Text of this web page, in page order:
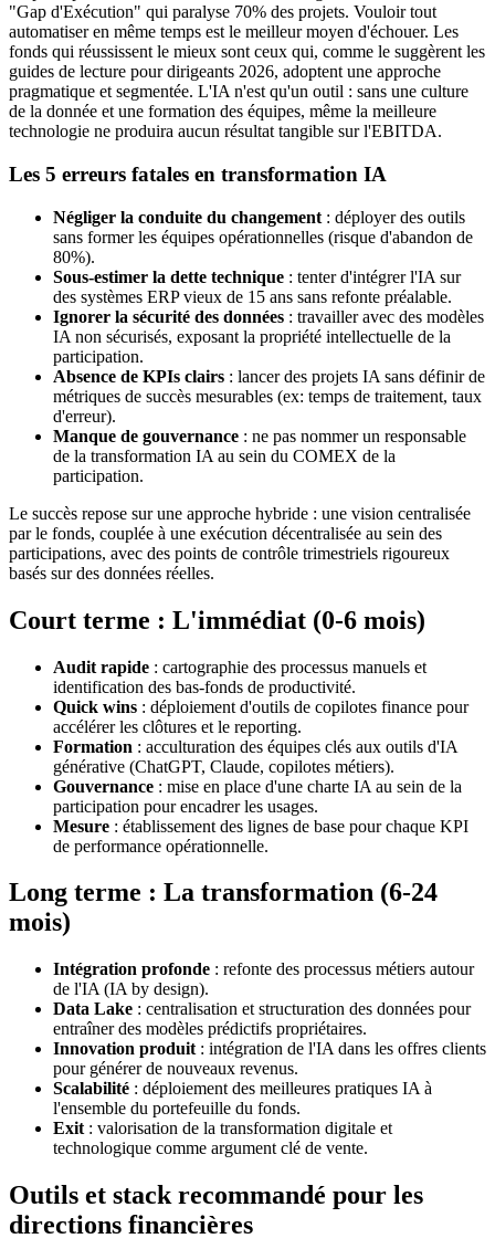
"Gap d'Exécution" qui paralyse 70% des projets. Vouloir tout
automatiser en même temps est le meilleur moyen d'échouer. Les
fonds qui réussissent le mieux sont ceux qui, comme le suggèrent les
guides de lecture pour dirigeants 2026, adoptent une approche
pragmatique et segmentée. L'IA n'est qu'un outil : sans une culture
de la donnée et une formation des équipes, même la meilleure
technologie ne produira aucun résultat tangible sur l'EBITDA.
Les 5 erreurs fatales en transformation IA
Négliger la conduite du changement : déployer des outils
sans former les équipes opérationnelles (risque d'abandon de
80%).
Sous-estimer la dette technique : tenter d'intégrer l'IA sur
des systèmes ERP vieux de 15 ans sans refonte préalable.
Ignorer la sécurité des données : travailler avec des modèles
IA non sécurisés, exposant la propriété intellectuelle de la
participation.
Absence de KPIs clairs : lancer des projets IA sans définir de
métriques de succès mesurables (ex: temps de traitement, taux
d'erreur).
Manque de gouvernance : ne pas nommer un responsable
de la transformation IA au sein du COMEX de la
participation.
Le succès repose sur une approche hybride : une vision centralisée
par le fonds, couplée à une exécution décentralisée au sein des
participations, avec des points de contrôle trimestriels rigoureux
basés sur des données réelles.
Court terme : L'immédiat (0-6 mois)
Audit rapide : cartographie des processus manuels et
identification des bas-fonds de productivité.
Quick wins : déploiement d'outils de copilotes finance pour
accélérer les clôtures et le reporting.
Formation : acculturation des équipes clés aux outils d'IA
générative (ChatGPT, Claude, copilotes métiers).
Gouvernance : mise en place d'une charte IA au sein de la
participation pour encadrer les usages.
Mesure : établissement des lignes de base pour chaque KPI
de performance opérationnelle.
Long terme : La transformation (6-24
mois)
Intégration profonde : refonte des processus métiers autour
de l'IA (IA by design).
Data Lake : centralisation et structuration des données pour
entraîner des modèles prédictifs propriétaires.
Innovation produit : intégration de l'IA dans les offres clients
pour générer de nouveaux revenus.
Scalabilité : déploiement des meilleures pratiques IA à
l'ensemble du portefeuille du fonds.
Exit : valorisation de la transformation digitale et
technologique comme argument clé de vente.
Outils et stack recommandé pour les
directions financières